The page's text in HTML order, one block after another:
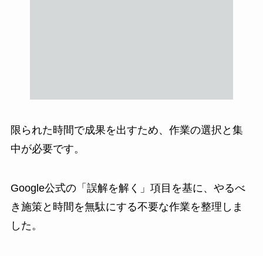
限られた時間で成果を出すため、作業の選択と集
中が必要です。
Google公式の「誤解を解く」項目を基に、やるべ
き施策と時間を無駄にする不要な作業を整理しま
した。